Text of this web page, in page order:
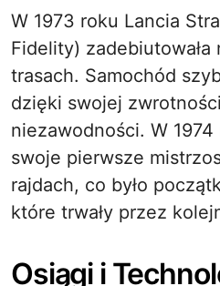
W 1973 roku Lancia
Fidelity) zadebiutowała
trasach. Samochód
dzięki swojej
niezawodności. W
swoje pierwsze
rajdach, co było
które trwały przez
Osiągi i